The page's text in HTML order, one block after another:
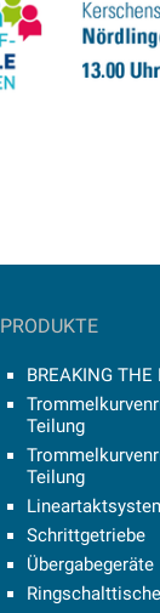
PRODUKTE
BREAKING THE
Teilung
Teilung
Schrittgetriebe
Übergabegeräte
Ringschalttische